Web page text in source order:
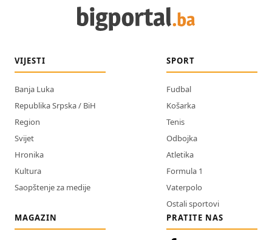
VIJESTI
Banja Luka
Republika Srpska / BiH
Region
Svijet
Hronika
Kultura
Saopštenje za medije
SPORT
Fudbal
Košarka
Tenis
Odbojka
Atletika
Formula 1
Vaterpolo
Ostali sportovi
MAGAZIN
PRATITE NAS